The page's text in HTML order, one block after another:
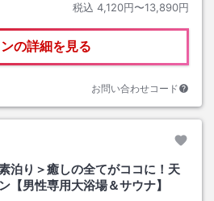
税込 4,120円〜13,890円
の詳細を見る
お問い合わせコード
泊り＞癒しの全てがココに！天
【男性専用大浴場＆サウナ】